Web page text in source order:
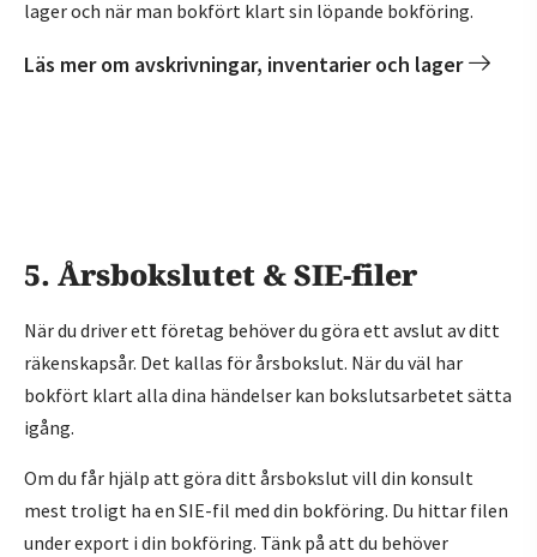
lager och när man bokfört klart sin löpande bokföring.
Läs mer om avskrivningar, inventarier och lager
5. Årsbokslutet & SIE-filer
När du driver ett företag behöver du göra ett avslut av ditt
räkenskapsår. Det kallas för årsbokslut. När du väl har
bokfört klart alla dina händelser kan bokslutsarbetet sätta
igång.
Om du får hjälp att göra ditt årsbokslut vill din konsult
mest troligt ha en SIE-fil med din bokföring. Du hittar filen
under export i din bokföring. Tänk på att du behöver